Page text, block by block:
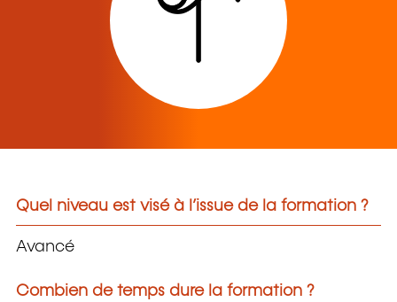
Quel niveau est visé à l’issue de la formation ?
Avancé
Combien de temps dure la formation ?